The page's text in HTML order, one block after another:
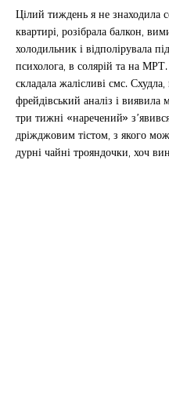
Цілий тиждень я не знаходила
квартирі, розібрала балкон,
холодильник і відполірувала
психолога, в солярій та на
складала жалісливі смс.
фрейдівський аналіз і виявила
три тижні «наречений»
дріжджовим тістом, з якого
дурні чайні трояндочки, хоч